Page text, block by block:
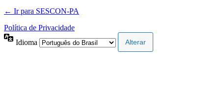
← Ir para SESCON-PA
Política de Privacidade
Idioma